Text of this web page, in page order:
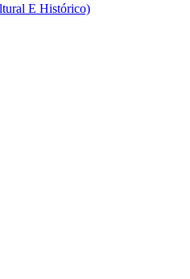
E Histórico)